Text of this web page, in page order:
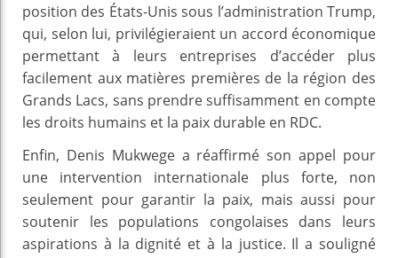
position des États-Unis sous l’administration Trump,
qui, selon lui, privilégieraient un accord économique
permettant à leurs entreprises d’accéder plus
facilement aux matières premières de la région des
Grands Lacs, sans prendre suffisamment en compte
les droits humains et la paix durable en RDC.
Enfin, Denis Mukwege a réaffirmé son appel pour
une intervention internationale plus forte, non
seulement pour garantir la paix, mais aussi pour
soutenir les populations congolaises dans leurs
aspirations à la dignité et à la justice. Il a souligné